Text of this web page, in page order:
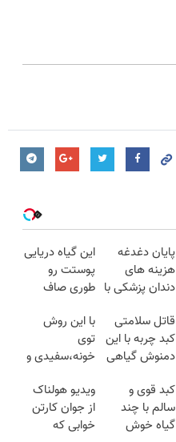
پایان دغدغه
هزینه های
دندان پزشکی با
کننده خانگی
این گیاه دریایی
پوستت رو
طوری صاف
20سال جوون
شدی🔥
قاتل سلامتی
کبد چربه با این
دمنوش گیاهی
با این روش
توی
خونه،سفیدی و
برگردون
(40%off)
کبد قوی و
سالم با چند
گیاه خوش
ویدیو هولناک
از جوان کارتن
خوابی که